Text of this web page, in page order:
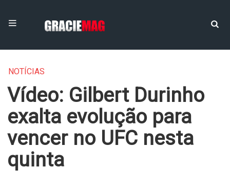
NOTÍCIAS
Vídeo: Gilbert Durinho
exalta evolução para
vencer no UFC nesta
quinta